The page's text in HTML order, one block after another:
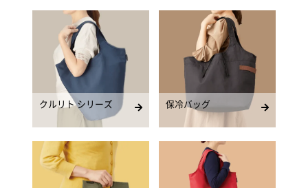
クルリト シリーズ 保冷バッグ